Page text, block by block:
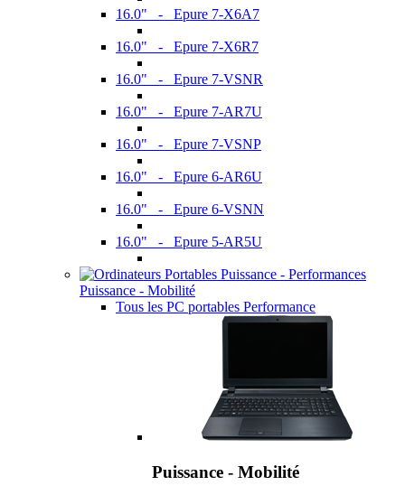
16.0" - Epure 7-X6A7
16.0" - Epure 7-X6R7
16.0" - Epure 7-VSNR
16.0" - Epure 7-AR7U
16.0" - Epure 7-VSNP
16.0" - Epure 6-AR6U
16.0" - Epure 6-VSNN
16.0" - Epure 5-AR5U
Puissance - Mobilité
Tous les PC portables Performance
Puissance - Mobilité